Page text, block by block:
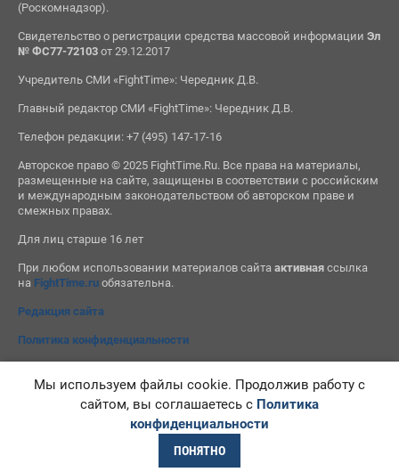
(Роскомнадзор).
Свидетельство о регистрации средства массовой информации Эл
№ ФС77-72103от 29.12.2017
Учредитель СМИ «FightTime»: Чередник Д.В.
Главный редактор СМИ «FightTime»: Чередник Д.В.
Телефон редакции: +7 (495) 147-17-16
Авторское право © 2025 FightTime.Ru. Все права на материалы,
размещенные на сайте, защищены в соответствии с российским
и международным законодательством об авторском праве и
смежных правах.
Для лиц старше 16 лет
При любом использовании материалов сайта активнаяссылка
на FightTime.ruобязательна.
Редакция сайта
Политика конфиденциальности
Мы используем файлы cookie. Продолжив работу с
сайтом, вы соглашаетесь с Политика
конфиденциальности
ПОНЯТНО